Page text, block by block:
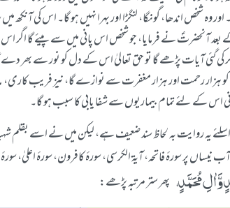
اندھا، گونگا، لنگڑا اور بہرا نہیں ہو گا۔ اس کی آنکھ میں
نے فرمایا، جو شخص اس پانی میں سے پیئے گا اگر
گئی آیات پڑھے گا تو حق تعالیٰ اس کے دل کو نور سے
اس کو ہزار رحمت اور ہزار مغفرت سے نوازے گا، نیز فریب
اس کے لئے تمام بیماریوں سے شفا یابی کا سبب ہو گا۔
اسلئے یہ روایت بہ لحاظ سند ضعیف ہے، لیکن میں نے اسے
پر سورۂ فاتحہ، آیۃ الکرسی، سورۂ کافرون، سورۂ اعلیٰ، سورۂ
مُحَمَّدٍ، پھر ستر مرتبہ پڑھے: